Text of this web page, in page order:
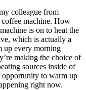
colleague from
machine. How
is on to heat the
which is actually a
up every morning
making the choice of
sources inside of
opportunity to warm up
right now.